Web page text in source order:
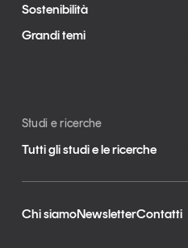
Sostenibilità
Grandi temi
Studi e ricerche
Tutti gli studi e le ricerche
Chi siamoNewsletterContatti